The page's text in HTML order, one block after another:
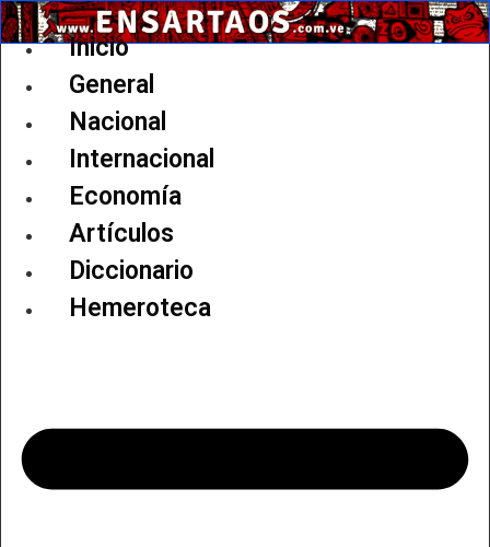
Ir
al
Inicio
General
Nacional
Internacional
Economía
Artículos
Diccionario
Hemeroteca